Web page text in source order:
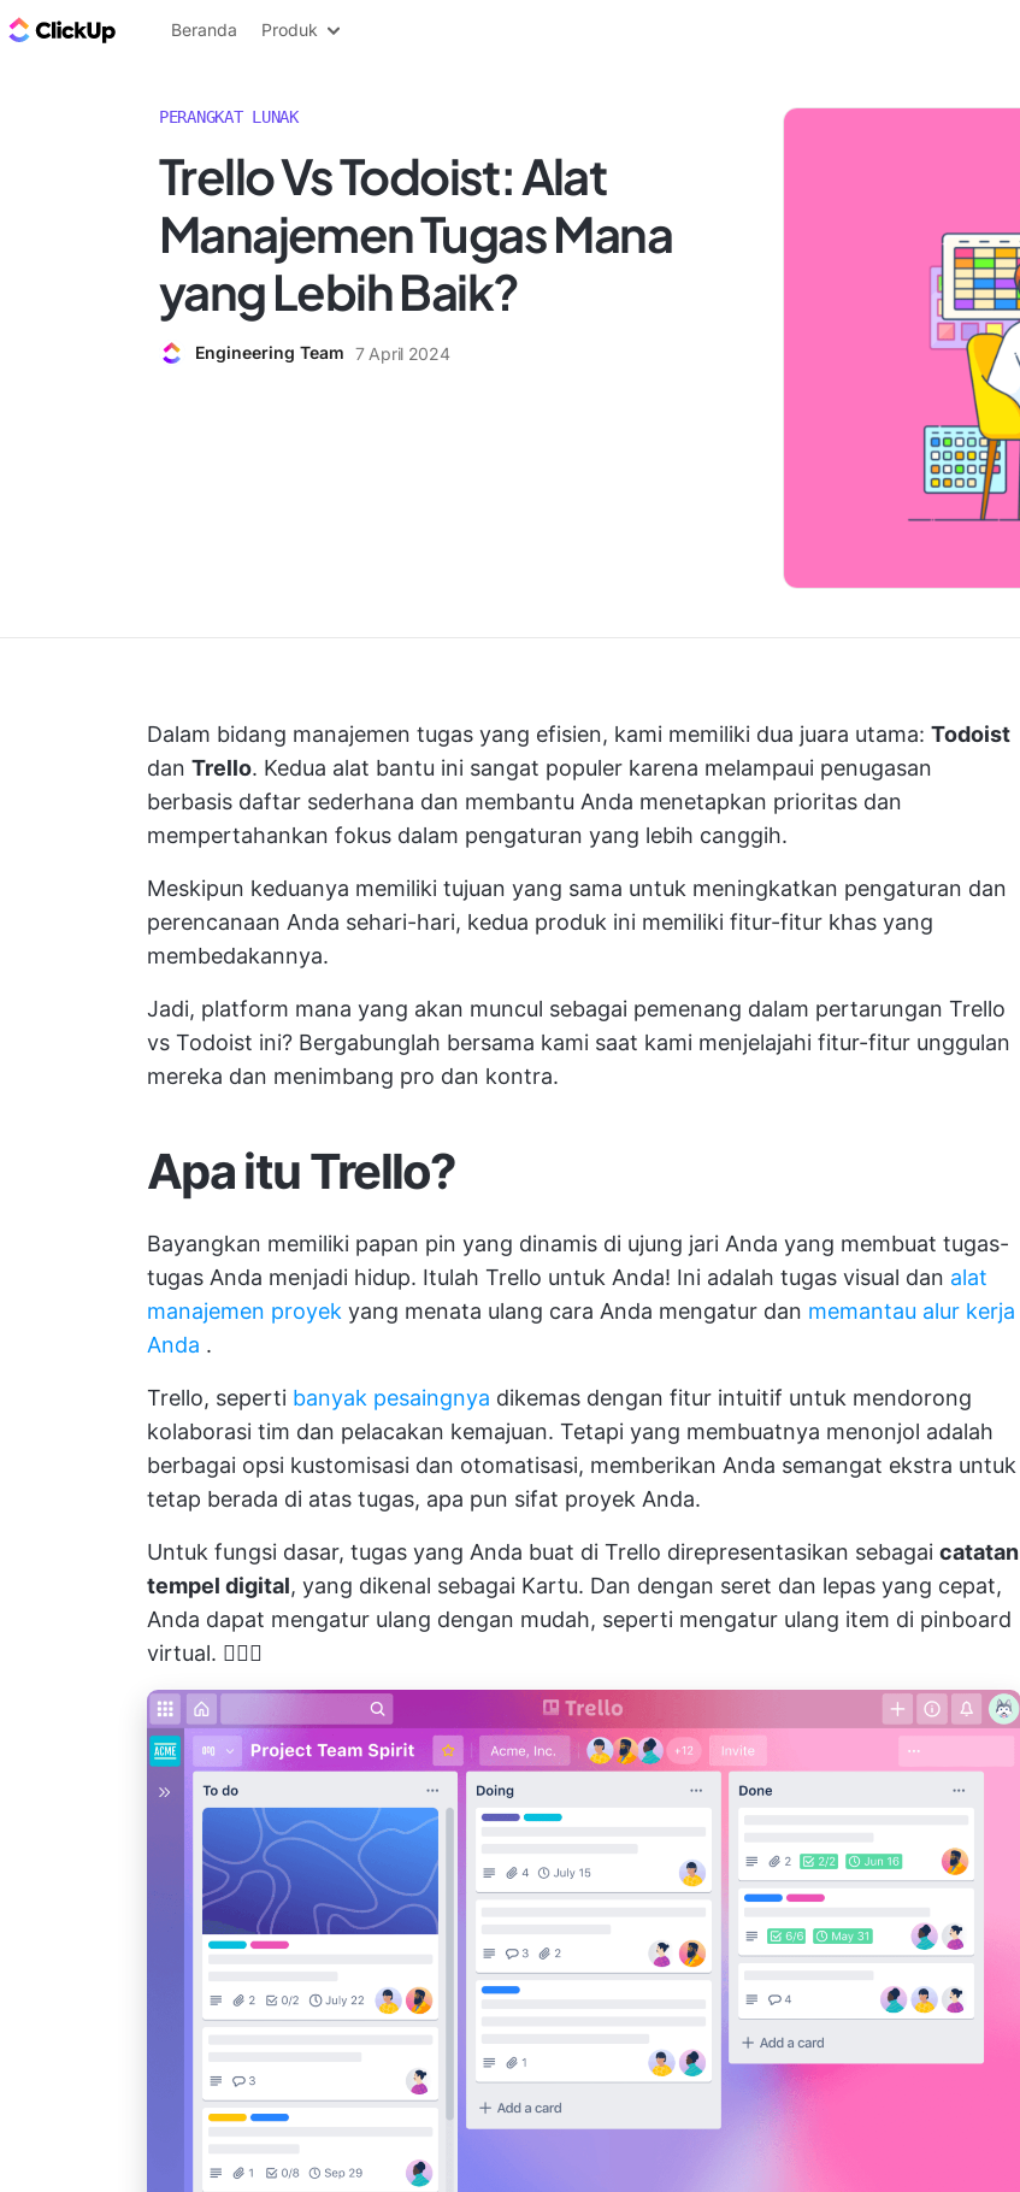
Blog ClickUp
Beranda Produk
PERANGKAT LUNAK
Trello Vs Todoist: Alat
Manajemen Tugas Mana
yang Lebih Baik?
Engineering Team 7 April 2024
Dalam bidang manajemen tugas yang efisien, kami memiliki dua juara utama: Todoist
dan Trello. Kedua alat bantu ini sangat populer karena melampaui penugasan
berbasis daftar sederhana dan membantu Anda menetapkan prioritas dan
mempertahankan fokus dalam pengaturan yang lebih canggih.
Meskipun keduanya memiliki tujuan yang sama untuk meningkatkan pengaturan dan
perencanaan Anda sehari-hari, kedua produk ini memiliki fitur-fitur khas yang
membedakannya.
Jadi, platform mana yang akan muncul sebagai pemenang dalam pertarungan Trello
vs Todoist ini? Bergabunglah bersama kami saat kami menjelajahi fitur-fitur unggulan
mereka dan menimbang pro dan kontra.
Apa itu Trello?
Bayangkan memiliki papan pin yang dinamis di ujung jari Anda yang membuat tugas-
tugas Anda menjadi hidup. Itulah Trello untuk Anda! Ini adalah tugas visual dan alat
manajemen proyek yang menata ulang cara Anda mengatur dan memantau alur kerja
Anda .
Trello, seperti banyak pesaingnya dikemas dengan fitur intuitif untuk mendorong
kolaborasi tim dan pelacakan kemajuan. Tetapi yang membuatnya menonjol adalah
berbagai opsi kustomisasi dan otomatisasi, memberikan Anda semangat ekstra untuk
tetap berada di atas tugas, apa pun sifat proyek Anda.
Untuk fungsi dasar, tugas yang Anda buat di Trello direpresentasikan sebagai catatan
tempel digital, yang dikenal sebagai Kartu. Dan dengan seret dan lepas yang cepat,
Anda dapat mengatur ulang dengan mudah, seperti mengatur ulang item di pinboard
virtual. 🧙🏼‍♂️